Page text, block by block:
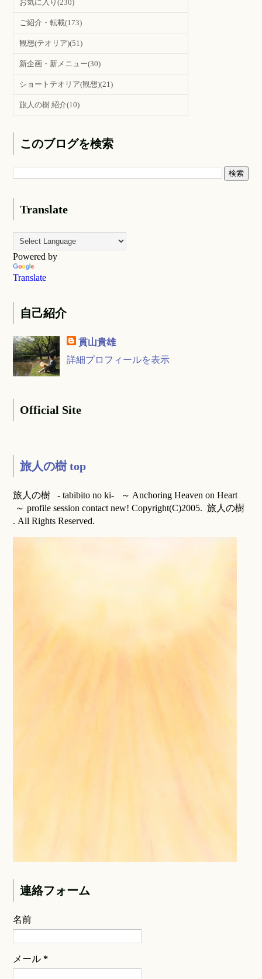
お気に入り(230)
ご紹介・転載(173)
観想(テオリア)(51)
新企画・新メニュー(30)
ショートテオリア(観想)(21)
旅人の樹 紹介(10)
このブログを検索
Translate
Powered by
Translate
自己紹介
貫山貴雄
詳細プロフィールを表示
Official Site
旅人の樹 top
旅人の樹 - tabibito no ki- ～ Anchoring Heaven on Heart
～ profile session contact new! Copyright(C)2005. 旅人の樹
. All Rights Reserved.
連絡フォーム
名前
メール*